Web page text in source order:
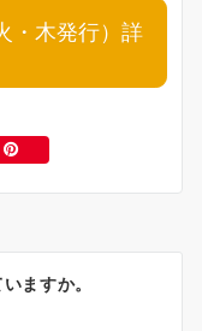
・木発行）詳
ますか。